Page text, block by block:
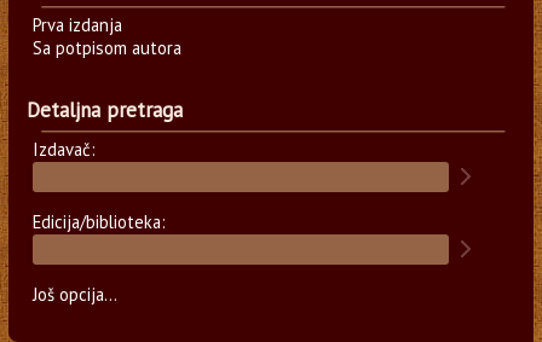
Prva izdanja
Sa potpisom autora
Detaljna pretraga
Izdavač:
Edicija/biblioteka:
Još opcija...